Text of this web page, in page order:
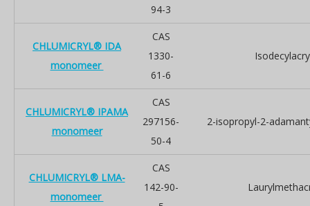
94-3
CHLUMICRYL® IDA
monomeer
CAS
1330-
61-6
CHLUMICRYL® IPAMA
monomeer
CAS
297156-
50-4
2-isopropyl-2-
CHLUMICRYL® LMA-
monomeer
CAS
142-90-